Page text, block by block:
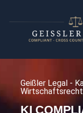
Geißler Legal -
Wirtschaftsrecht
KI